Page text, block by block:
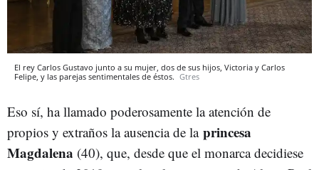
El rey Carlos Gustavo junto a su mujer, dos de sus hijos, Victoria y Carlos
Felipe, y las parejas sentimentales de éstos. Gtres
Eso sí, ha llamado poderosamente la atención de
propios y extraños la ausencia de la princesa
Magdalena (40), que, desde que el monarca decidiese